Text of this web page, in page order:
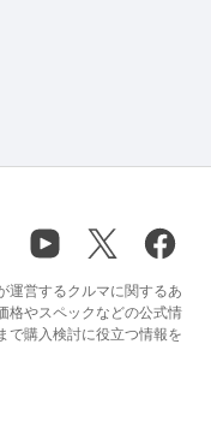
運営するクルマに関するあ
格やスペックなどの公式情
で購入検討に役立つ情報を